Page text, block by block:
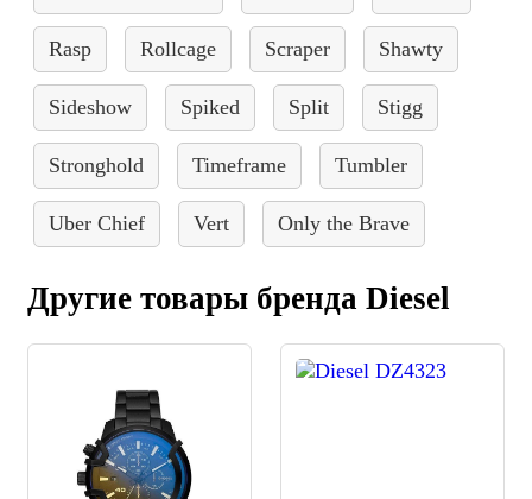
Rasp Rollcage Scraper Shawty
Sideshow Spiked Split Stigg
Stronghold Timeframe Tumbler
Uber Chief Vert Only the Brave
Другие товары бренда Diesel